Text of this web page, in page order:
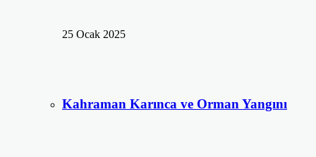
25 Ocak 2025
Kahraman Karınca ve Orman Yangını